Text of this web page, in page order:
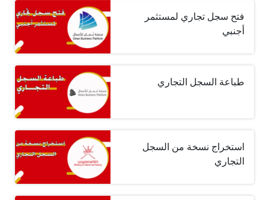
فتح سجل تجاري لمستثمر
أجنبي
طباعة السجل التجاري
استخراج نسخة من السجل
التجاري